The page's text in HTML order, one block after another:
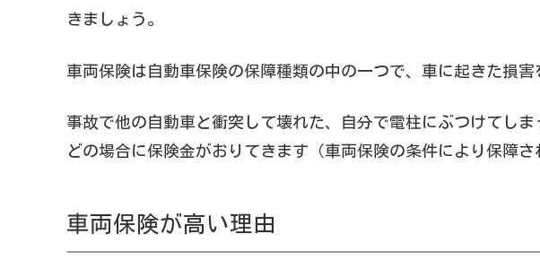
きましょう。
車両保険は自動車保険の保障種類の中の一つで、車に起きた損害
事故で他の自動車と衝突して壊れた、自分で電柱にぶつけてし
どの場合に保険金がおりてきます（車両保険の条件により保障さ
車両保険が高い理由